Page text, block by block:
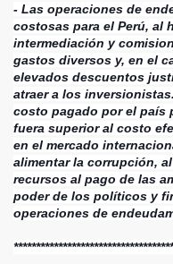
- Las operaciones de
costosas para el Perú, al
intermediación y
gastos diversos y, en el
elevados descuentos
atraer a los
costo pagado por el país
fuera superior al costo
en el mercado
alimentar la corrupción,
recursos al pago de las
poder de los políticos y
operaciones de